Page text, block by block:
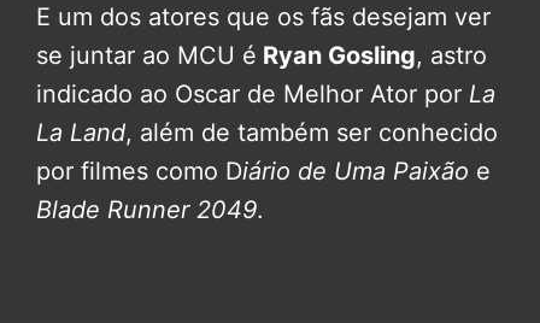
E um dos atores que os fãs desejam ver
se juntar ao MCU é Ryan Gosling, astro
indicado ao Oscar de Melhor Ator por La
La Land, além de também ser conhecido
por filmes como Diário de Uma Paixão e
Blade Runner 2049.